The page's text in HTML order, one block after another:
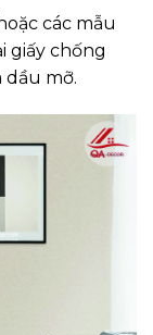
các mẫu
giấy chống
dầu mỡ.